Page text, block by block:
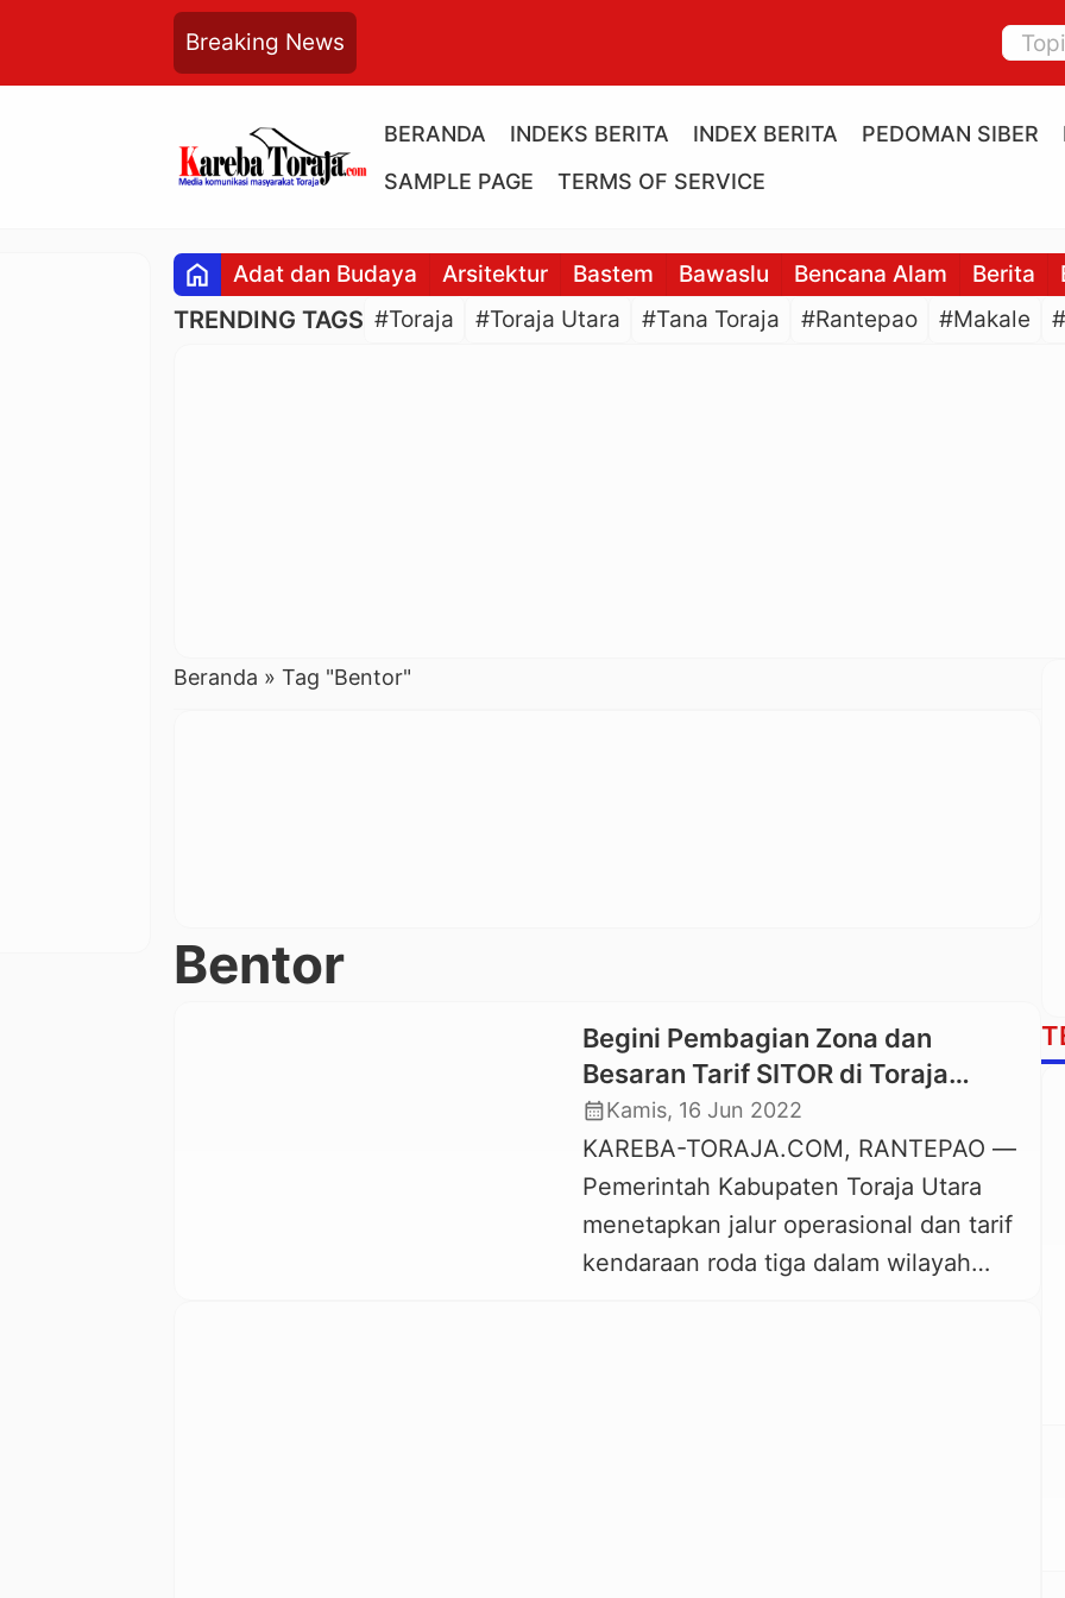
Breaking News
BERANDA INDEKS BERITA INDEX BERITA PEDOMAN SIBER
SAMPLE PAGE
TERMS OF SERVICE
home Adat dan Budaya Arsitektur Bastem Bawaslu Bencana Alam Berita
TRENDING TAGS #Toraja #Toraja Utara #Tana Toraja #Rantepao #Makale
Beranda » Tag "Bentor"
Bentor
Begini Pembagian Zona dan
Besaran Tarif SITOR di Toraja
Utara
calendar_monthKamis, 16 Jun 2022
KAREBA-TORAJA.COM, RANTEPAO —
Pemerintah Kabupaten Toraja Utara
menetapkan jalur operasional dan tarif
kendaraan roda tiga dalam wilayah